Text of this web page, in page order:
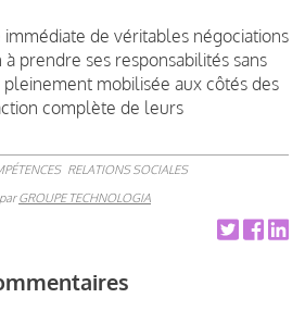
de véritables négociations
prendre ses responsabilités sans
mobilisée aux côtés des
complète de leurs
RELATIONS SOCIALES
GROUPE TECHNOLOGIA